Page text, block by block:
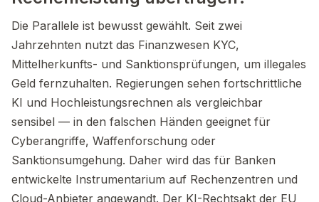
Die Parallele ist bewusst gewählt. Seit zwei
Jahrzehnten nutzt das Finanzwesen KYC,
Mittelherkunfts- und Sanktionsprüfungen, um illegales
Geld fernzuhalten. Regierungen sehen fortschrittliche
KI und Hochleistungsrechnen als vergleichbar
sensibel — in den falschen Händen geeignet für
Cyberangriffe, Waffenforschung oder
Sanktionsumgehung. Daher wird das für Banken
entwickelte Instrumentarium auf Rechenzentren und
Cloud-Anbieter angewandt. Der KI-Rechtsakt der EU